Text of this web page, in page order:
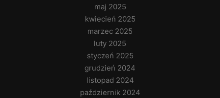
maj 2025
kwiecień 2025
marzec 2025
luty 2025
styczeń 2025
grudzień 2024
listopad 2024
październik 2024